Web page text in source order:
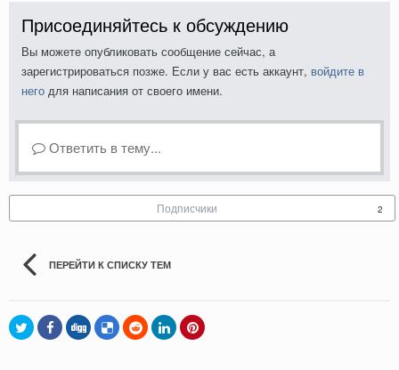
Присоединяйтесь к обсуждению
Вы можете опубликовать сообщение сейчас, а
зарегистрироваться позже. Если у вас есть аккаунт, войдите в
него для написания от своего имени.
Ответить в тему...
Подписчики 2
ПЕРЕЙТИ К СПИСКУ ТЕМ